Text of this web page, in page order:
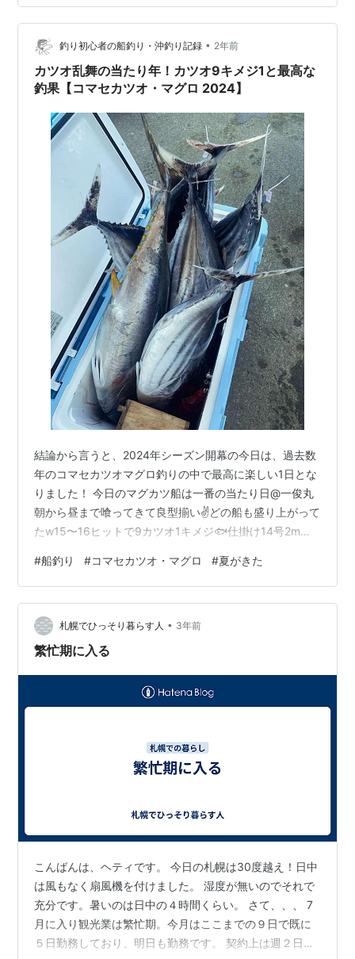
りにも急な変化である。 それにしても、春はどこに行っ
てしまったのだろうか。寒い冬を抜けたら、もっとふん
わりとした優しい季節が待っているはずだったのに、肌
にじりじりくるような日差しはまるで初夏のようだ。桜
だって、まだ咲いていない。梅と桜の間に、こんなに
釣り初心者の船釣り・沖釣り記録 • 2年前
カツオ乱舞の当たり年！カツオ9キメジ1と最高な
釣果【コマセカツオ・マグロ 2024】
結論から言うと、2024年シーズン開幕の今日は、過去数
年のコマセカツオマグロ釣りの中で最高に楽しい1日とな
りました！ 今日のマグカツ船は一番の当たり日@一俊丸
朝から昼まで喰ってきて良型揃い✌️どの船も盛り上がって
たw15〜16ヒットで9カツオ1キメジ🐟仕掛け14号2mで
ら喰いは落ちたけど最後キメジゲットで充分な釣果楽し
かったなー！去年と違って今年は熱い！
pic.twitter.com/2xtYQV20Fk — いくお | 関東船釣り🎣
(@fishingtokyox) 2024年8月3日 twitterでは終始テンシ
ョン高くてすみません…
#船釣り #コマセカツオ・マグロ #夏がきた
札幌でひっそり暮らす人 • 3年前
繁忙期に入る
こんばんは、ヘティです。 今日の札幌は30度越え！日中
は風もなく扇風機を付けました。 湿度が無いのでそれで
充分です。暑いのは日中の４時間くらい。 さて、、、 7
月に入り観光業は繁忙期。今月はここまでの９日で既に
５日勤務しており、明日も勤務です。 契約上は週２日で